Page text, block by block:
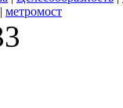
| метромост